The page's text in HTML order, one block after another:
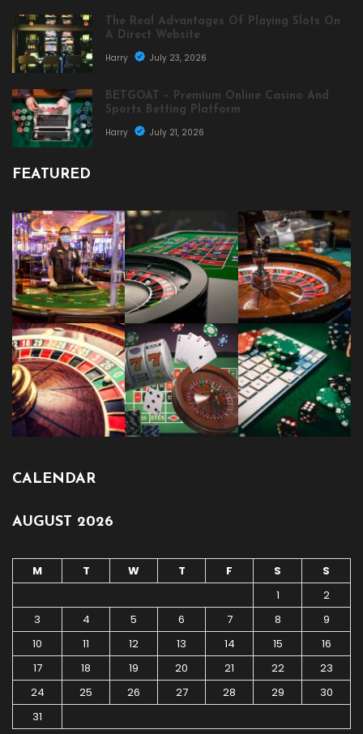
The Real Advantages Of Playing Slots On
A Direct Website
Harry
July 23, 2026
BETGOAT – Premium Online Casino And
Sports Betting Platform
Harry
July 21, 2026
FEATURED
CALENDAR
AUGUST 2026
M T W T F S
S
1
2
3
4 5 6 7 8
9
10
11 12 13 14 15
16
17
18 19 20 21 22
23
24
25 26 27 28 29
30
31